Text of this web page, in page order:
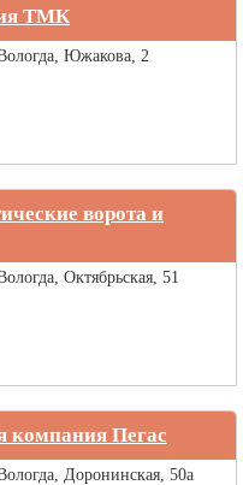
ТМК
Южакова, 2
ворота и
Октябрьская, 51
компания Пегас
Доронинская, 50а